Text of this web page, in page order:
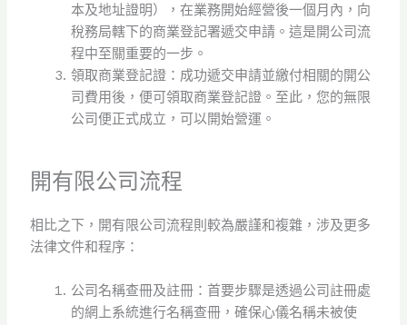
本及地址證明），在業務開始經營後一個月內，向
稅務局轄下的商業登記署遞交申請。這是開公司流
程中至關重要的一步。
領取商業登記證：成功遞交申請並繳付相關的開公
司費用後，便可領取商業登記證。至此，您的無限
公司便正式成立，可以開始營運。
開有限公司流程
相比之下，開有限公司流程則較為嚴謹和複雜，涉及更多
法律文件和程序：
公司名稱查冊及註冊：首要步驟是透過公司註冊處
的網上系統進行名稱查冊，確保心儀名稱未被使